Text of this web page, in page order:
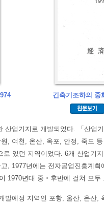
긴축기조하의 중
산업기지로 개발되었다. 「산업
, 여천, 온산, 옥포, 안정, 죽도
있던 지역이었다. 6개 산업기
, 1977년에는 전자공업진흥계
1970년대 중‧후반에 걸쳐 모두
발예정 지역인 포항, 울산, 온산,